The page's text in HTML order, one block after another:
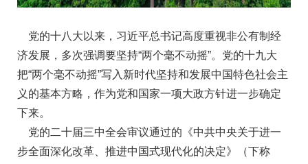
党的十八大以来，习近平总书记高度重视非公有制经
济发展，多次强调要坚持“两个毫不动摇”。党的十九大
把“两个毫不动摇”写入新时代坚持和发展中国特色社会主
义的基本方略，作为党和国家一项大政方针进一步确定
下来。
党的二十届三中全会审议通过的《中共中央关于进一
步全面深化改革、推进中国式现代化的决定》（下称